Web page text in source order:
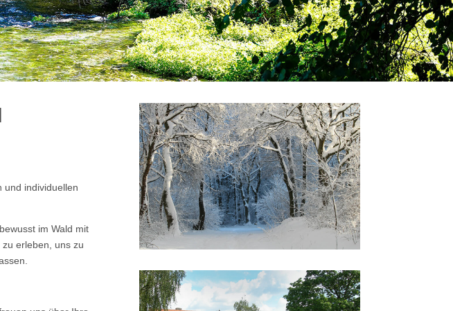
und individuellen
im Wald mit
erleben, uns zu